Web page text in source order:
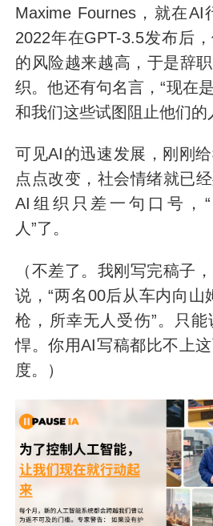
Maxime Fournes，就在AI
2022年在GPT-3.5发布后
的风险越来越高，于是辞
织。他还有句名言，“现在
和我们这些试图阻止他们的
可见AI的迅速发展，刚刚
点点改变，社会情绪就已
AI组织只差一句口号，
人”了。
（不差了。我刚写完稿子
说，“两名00后从车内向山
枪，所幸无人受伤”。只
悍。你用AI写稿都比不上
度。）